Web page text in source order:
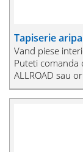
Tapiserie
Vand piese
Puteti comanda
ALLROAD sau